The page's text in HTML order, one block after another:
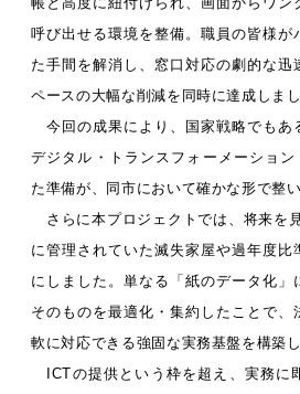
呼び出せる環境を整備。職員の皆様が
た手間を解消し、窓口対応の劇的な迅
ペースの大幅な削減を同時に達成しまし
今回の成果により、国家戦略でもあ
デジタル・トランスフォーメーショ
た準備が、同市において確かな形で整い
さらに本プロジェクトでは、将来を
に管理されていた滅失家屋や過年度比
にしました。単なる「紙のデータ化」
そのものを最適化・集約したことで、
軟に対応できる強固な実務基盤を構築し
ICTの提供という枠を超え、実務に